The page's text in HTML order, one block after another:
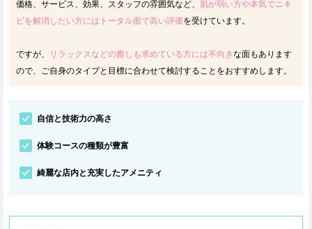
価格、サービス、効果、スタッフの雰囲気など、 肌が弱い方や本気でニキ
ビを解消したい方にはトータル面で高い評価を受けています。
ですが、 リラックスなどの癒しも求めている方には不向きな面もあります
ので、ご自身のタイプと目標に合わせて検討することをおすすめします。
自信と技術力の高さ
体験コースの種類が豊富
綺麗な店内と充実したアメニティ